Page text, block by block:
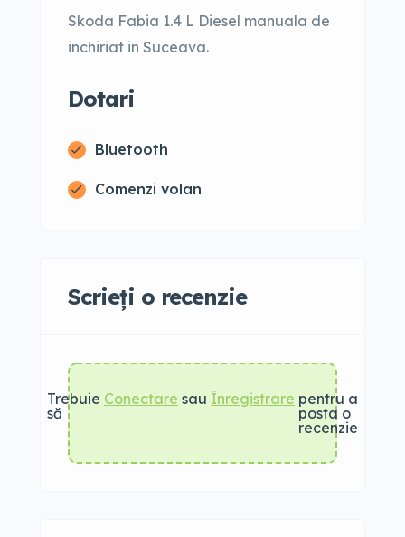
Skoda Fabia 1.4 L Diesel manuala de
inchiriat in Suceava.
Dotari
Bluetooth
Comenzi volan
Scrieți o recenzie
Trebuie
să
Conectare sau Înregistrare pentru a
posta o
recenzie